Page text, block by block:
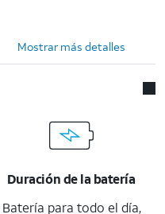
Mostrar más detalles
Duración de la batería
Batería para todo el día,